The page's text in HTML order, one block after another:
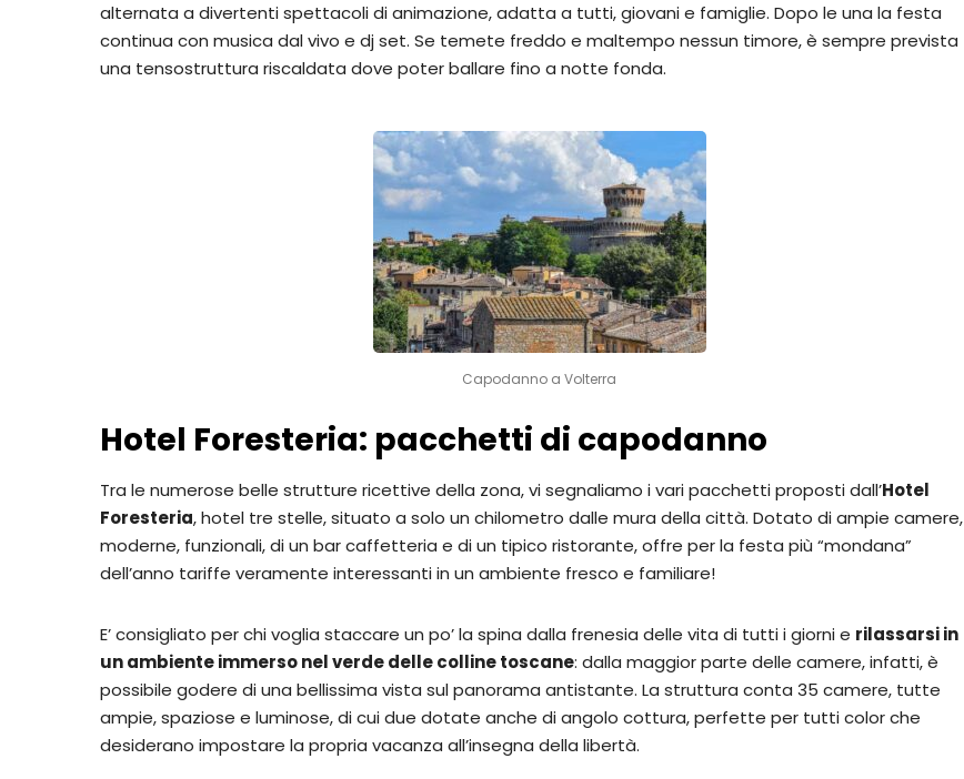
alternata a divertenti spettacoli di animazione, adatta a tutti, giovani e famiglie. Dopo le una la festa
continua con musica dal vivo e dj set. Se temete freddo e maltempo nessun timore, è sempre prevista
una tensostruttura riscaldata dove poter ballare fino a notte fonda.
Capodanno a Volterra
Hotel Foresteria: pacchetti di capodanno
Tra le numerose belle strutture ricettive della zona, vi segnaliamo i vari pacchetti proposti dall’Hotel
Foresteria, hotel tre stelle, situato a solo un chilometro dalle mura della città. Dotato di ampie camere,
moderne, funzionali, di un bar caffetteria e di un tipico ristorante, offre per la festa più “mondana”
dell’anno tariffe veramente interessanti in un ambiente fresco e familiare!
E’ consigliato per chi voglia staccare un po’ la spina dalla frenesia delle vita di tutti i giorni e rilassarsi in
un ambiente immerso nel verde delle colline toscane: dalla maggior parte delle camere, infatti, è
possibile godere di una bellissima vista sul panorama antistante. La struttura conta 35 camere, tutte
ampie, spaziose e luminose, di cui due dotate anche di angolo cottura, perfette per tutti color che
desiderano impostare la propria vacanza all’insegna della libertà.